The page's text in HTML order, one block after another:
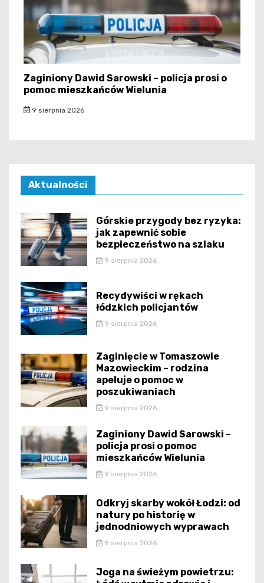
Zaginiony Dawid Sarowski – policja prosi o
pomoc mieszkańców Wielunia
9 sierpnia 2026
Aktualności
Górskie przygody bez ryzyka:
jak zapewnić sobie
bezpieczeństwo na szlaku
9 sierpnia 2026
Recydywiści w rękach
łódzkich policjantów
9 sierpnia 2026
Zaginięcie w Tomaszowie
Mazowieckim – rodzina
apeluje o pomoc w
poszukiwaniach
9 sierpnia 2026
Zaginiony Dawid Sarowski –
policja prosi o pomoc
mieszkańców Wielunia
9 sierpnia 2026
Odkryj skarby wokół Łodzi: od
natury po historię w
jednodniowych wyprawach
8 sierpnia 2026
Joga na świeżym powietrzu: